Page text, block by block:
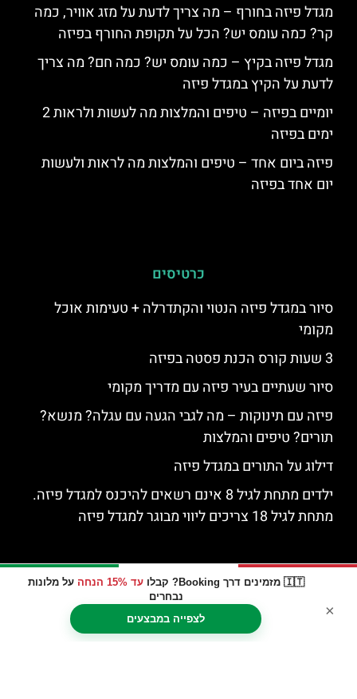
🇮🇹 מזמינים דרך Booking? קבלו עד 15% הנחה
על מלונות
נבחרים
לצפייה במבצעים
×
מגדל פיזה בחורף – מה צריך לדעת על מזג אוויר, כמה
קר? כמה עומס יש? הכל על תקופת החורף בפיזה
מגדל פיזה בקיץ – כמה עומס יש? כמה חם? מה צריך
לדעת על הקיץ במגדל פיזה
יומיים בפיזה – טיפים והמלצות מה לעשות ולראות 2
ימים בפיזה
פיזה ביום אחד – טיפים והמלצות מה לראות ולעשות
יום אחד בפיזה
כרטיסים
סיור במגדל פיזה הנטוי והקתדרלה + טעימות אוכל
מקומי
3 שעות קורס הכנת פסטה בפיזה
סיור שעתיים בעיר פיזה עם מדריך מקומי
פיזה עם תינוקות – מה לגבי הגעה עם עגלה? מנשא?
תורים? טיפים והמלצות
דילוג על התורים במגדל פיזה
ילדים מתחת לגיל 8 אינם רשאים להיכנס למגדל פיזה.
מתחת לגיל 18 צריכים ליווי מבוגר למגדל פיזה